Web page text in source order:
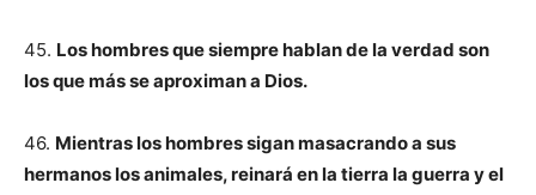
45. Los hombres que siempre hablan de la verdad son
los que más se aproximan a Dios.
46. Mientras los hombres sigan masacrando a sus
hermanos los animales, reinará en la tierra la guerra y el